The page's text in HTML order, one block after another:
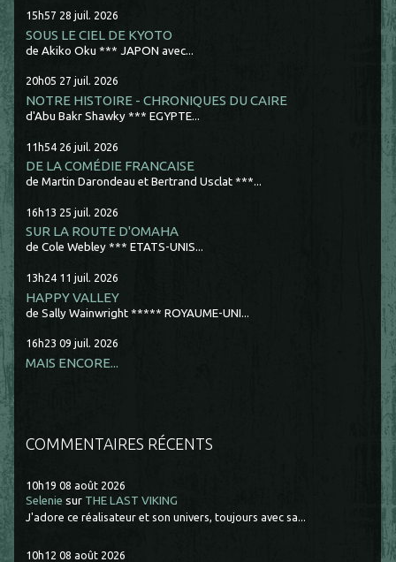
15h57 28 juil. 2026
SOUS LE CIEL DE KYOTO
de Akiko Oku *** JAPON avec...
20h05 27 juil. 2026
NOTRE HISTOIRE - CHRONIQUES DU CAIRE
d'Abu Bakr Shawky *** EGYPTE...
11h54 26 juil. 2026
DE LA COMÉDIE FRANCAISE
de Martin Darondeau et Bertrand Usclat ***...
16h13 25 juil. 2026
SUR LA ROUTE D'OMAHA
de Cole Webley *** ETATS-UNIS...
13h24 11 juil. 2026
HAPPY VALLEY
de Sally Wainwright ***** ROYAUME-UNI...
16h23 09 juil. 2026
MAIS ENCORE...
COMMENTAIRES RÉCENTS
10h19 08 août 2026
Selenie sur THE LAST VIKING
J'adore ce réalisateur et son univers, toujours avec sa...
10h12 08 août 2026